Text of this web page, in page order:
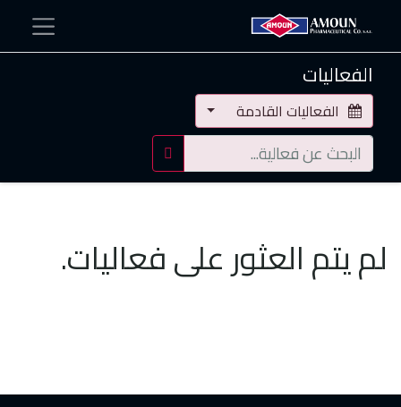
الفعاليات
الفعاليات القادمة
لم يتم العثور على فعاليات.